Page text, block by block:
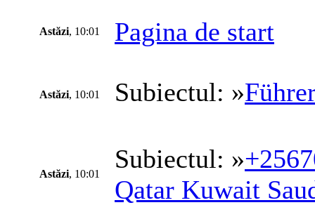
Astăzi, 10:01 Pagina de start
Astăzi, 10:01 Subiectul: »
Astăzi, 10:01
Subiectul: »
Qatar Kuwait